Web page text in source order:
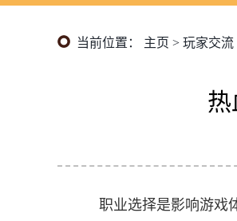
当前位置： 主页 > 玩家交流
职业选择是影响游戏